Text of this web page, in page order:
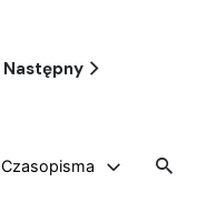
Czasopisma
Następny